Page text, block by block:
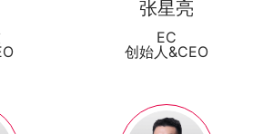
张星亮
EC
创始人&CEO